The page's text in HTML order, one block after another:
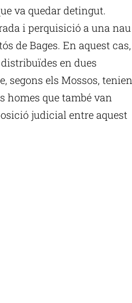
va quedar detingut.
i perquisició a una nau
de Bages. En aquest cas,
en dues
segons els Mossos, tenien
homes que també van
judicial entre aquest